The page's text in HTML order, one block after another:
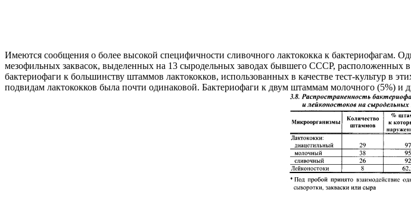
Имеются сообщения о более высокой специфичности сливочного лактококка к бактериофагам.
мезофильных заквасок, выделенных на 13 сыродельных заводах бывшего СССР, расположенных
бактериофаги к большинству штаммов лактококков, использованных в качестве тест-культур в
подвидам лактококков была почти одинаковой. Бактериофаги к двум штаммам молочного (5%)